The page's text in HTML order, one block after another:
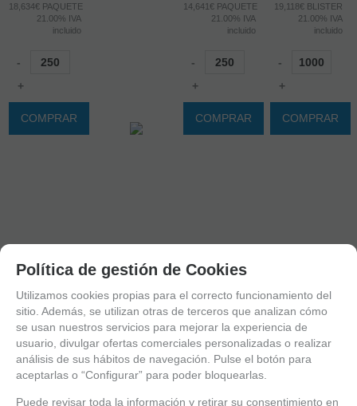
18,634€ PAQUETE
21.00% IVA
incluido
-
+
COMPRAR
14,641€ PAQUETE
21.00% IVA
incluido
-
+
COMPRAR
19,118€ BLISTER
21.00% IVA
incluido
-
+
COMPRAR
Política de gestión de Cookies
Utilizamos cookies propias para el correcto funcionamiento del
sitio. Además, se utilizan otras de terceros que analizan cómo
se usan nuestros servicios para mejorar la experiencia de
usuario, divulgar ofertas comerciales personalizadas o realizar
análisis de sus hábitos de navegación. Pulse el botón para
aceptarlas o “Configurar” para poder bloquearlas.
Puede revisar toda la información y retirar su consentimiento en